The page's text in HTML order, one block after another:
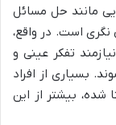
مانند حل مسائل
نگری است. در واقع،
تفکر عینی و
بسیاری از افراد
شده، بیشتر از این